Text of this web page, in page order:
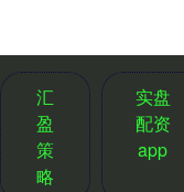
汇
盈
策
略
实盘
配资
app